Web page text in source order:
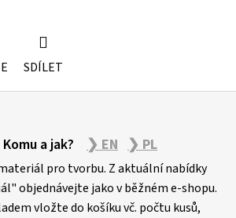
SDÍLET
a jak? ❯ EN ❯ PL
pro tvorbu. Z aktuální nabídky
objednávejte jako v běžném e-shopu.
vložte do košíku vč. počtu kusů,